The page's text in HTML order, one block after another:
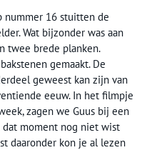
nummer 16 stuitten de
Wat bijzonder was aan
twee brede planken.
gemaakt. De
geweest kan zijn van
eeuw. In het filmpje
zagen we Guus bij een
dat moment nog niet wist
daaronder kon je al lezen